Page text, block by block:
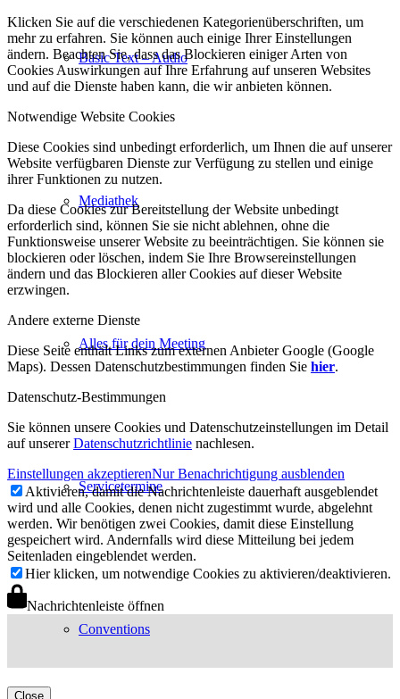
Basic Text – Audio
Mediathek
Alles für dein Meeting
Servicetermine
Conventions
Klicken Sie auf die verschiedenen Kategorienüberschriften, um
mehr zu erfahren. Sie können auch einige Ihrer Einstellungen
ändern. Beachten Sie, dass das Blockieren einiger Arten von
Cookies Auswirkungen auf Ihre Erfahrung auf unseren Websites
und auf die Dienste haben kann, die wir anbieten können.
Notwendige Website Cookies
Diese Cookies sind unbedingt erforderlich, um Ihnen die auf unserer
Website verfügbaren Dienste zur Verfügung zu stellen und einige
ihrer Funktionen zu nutzen.
Da diese Cookies zur Bereitstellung der Website unbedingt
erforderlich sind, können Sie sie nicht ablehnen, ohne die
Funktionsweise unserer Website zu beeinträchtigen. Sie können sie
blockieren oder löschen, indem Sie Ihre Browsereinstellungen
ändern und das Blockieren aller Cookies auf dieser Website
erzwingen.
Andere externe Dienste
Diese Seite enthält Links zum externen Anbieter Google (Google
Maps). Dessen Datenschutzbestimmungen finden Sie hier.
Datenschutz-Bestimmungen
Sie können unsere Cookies und Datenschutzeinstellungen im Detail
auf unsererDatenschutzrichtlinie nachlesen.
Einstellungen akzeptierenNur Benachrichtigung ausblenden
Aktivieren, damit die Nachrichtenleiste dauerhaft ausgeblendet
wird und alle Cookies, denen nicht zugestimmt wurde, abgelehnt
werden. Wir benötigen zwei Cookies, damit diese Einstellung
gespeichert wird. Andernfalls wird diese Mitteilung bei jedem
Seitenladen eingeblendet werden.
Hier klicken, um notwendige Cookies zu aktivieren/deaktivieren.
Nachrichtenleiste öffnen
Close